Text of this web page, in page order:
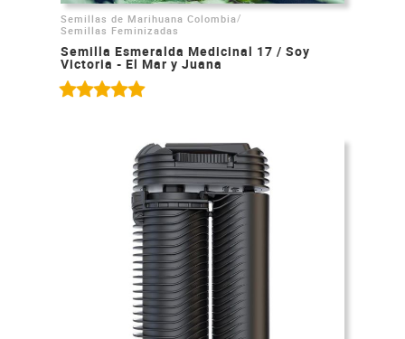
Semillas de Marihuana Colombia /
Semillas Feminizadas
Semilla Esmeralda Medicinal 17 / Soy
Victoria - El Mar y Juana